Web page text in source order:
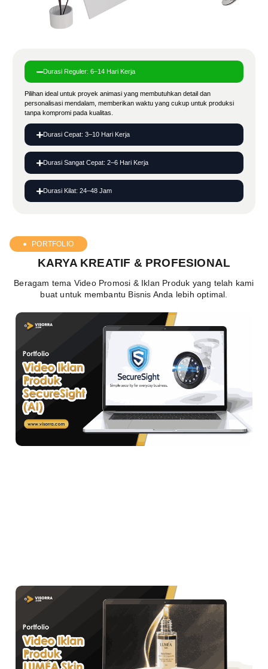
Durasi Reguler: 6–14 Hari Kerja
Pilihan ideal untuk proyek animasi yang membutuhkan detail dan
personalisasi mendalam, memberikan waktu yang cukup untuk produksi
tanpa kompromi pada kualitas.
Durasi Cepat: 3–10 Hari Kerja
Durasi Sangat Cepat: 2–6 Hari Kerja
Durasi Kilat: 24–48 Jam
PORTFOLIO
KARYA KREATIF & PROFESIONAL
Beragam tema Video Promosi & Iklan Produk yang telah kami
buat untuk membantu Bisnis Anda lebih optimal.